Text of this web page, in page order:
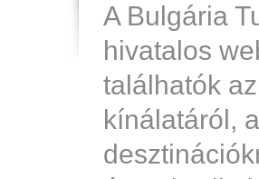
A Bulgária
hivatalos
találhatók
kínálatáról,